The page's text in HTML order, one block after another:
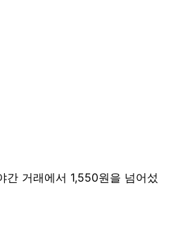
거래에서 1,550원을 넘어섰